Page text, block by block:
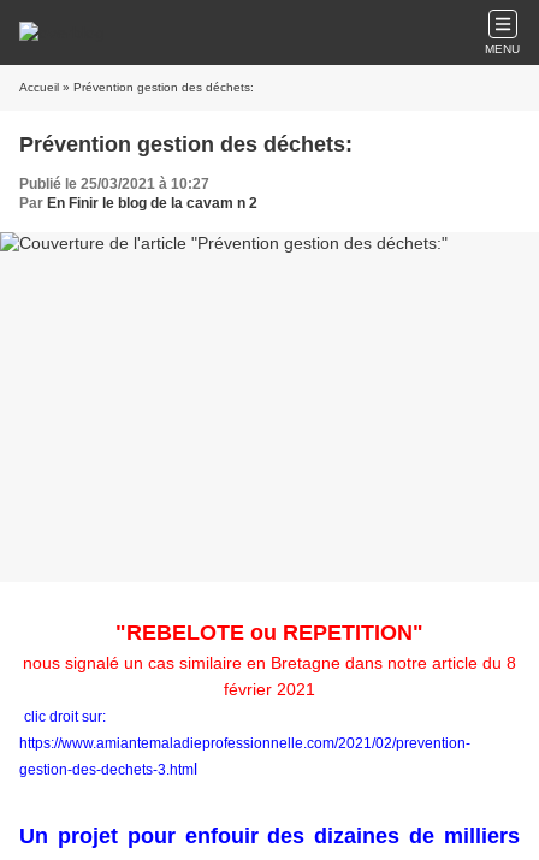
MENU
Accueil » Prévention gestion des déchets:
Prévention gestion des déchets:
Publié le 25/03/2021 à 10:27
Par En Finir le blog de la cavam n 2
"REBELOTE ou REPETITION"
nous signalé un cas similaire en Bretagne dans notre article du 8
février 2021
clic droit sur:
https://www.amiantemaladieprofessionnelle.com/2021/02/prevention-
gestion-des-dechets-3.html
Un projet pour enfouir des dizaines de milliers